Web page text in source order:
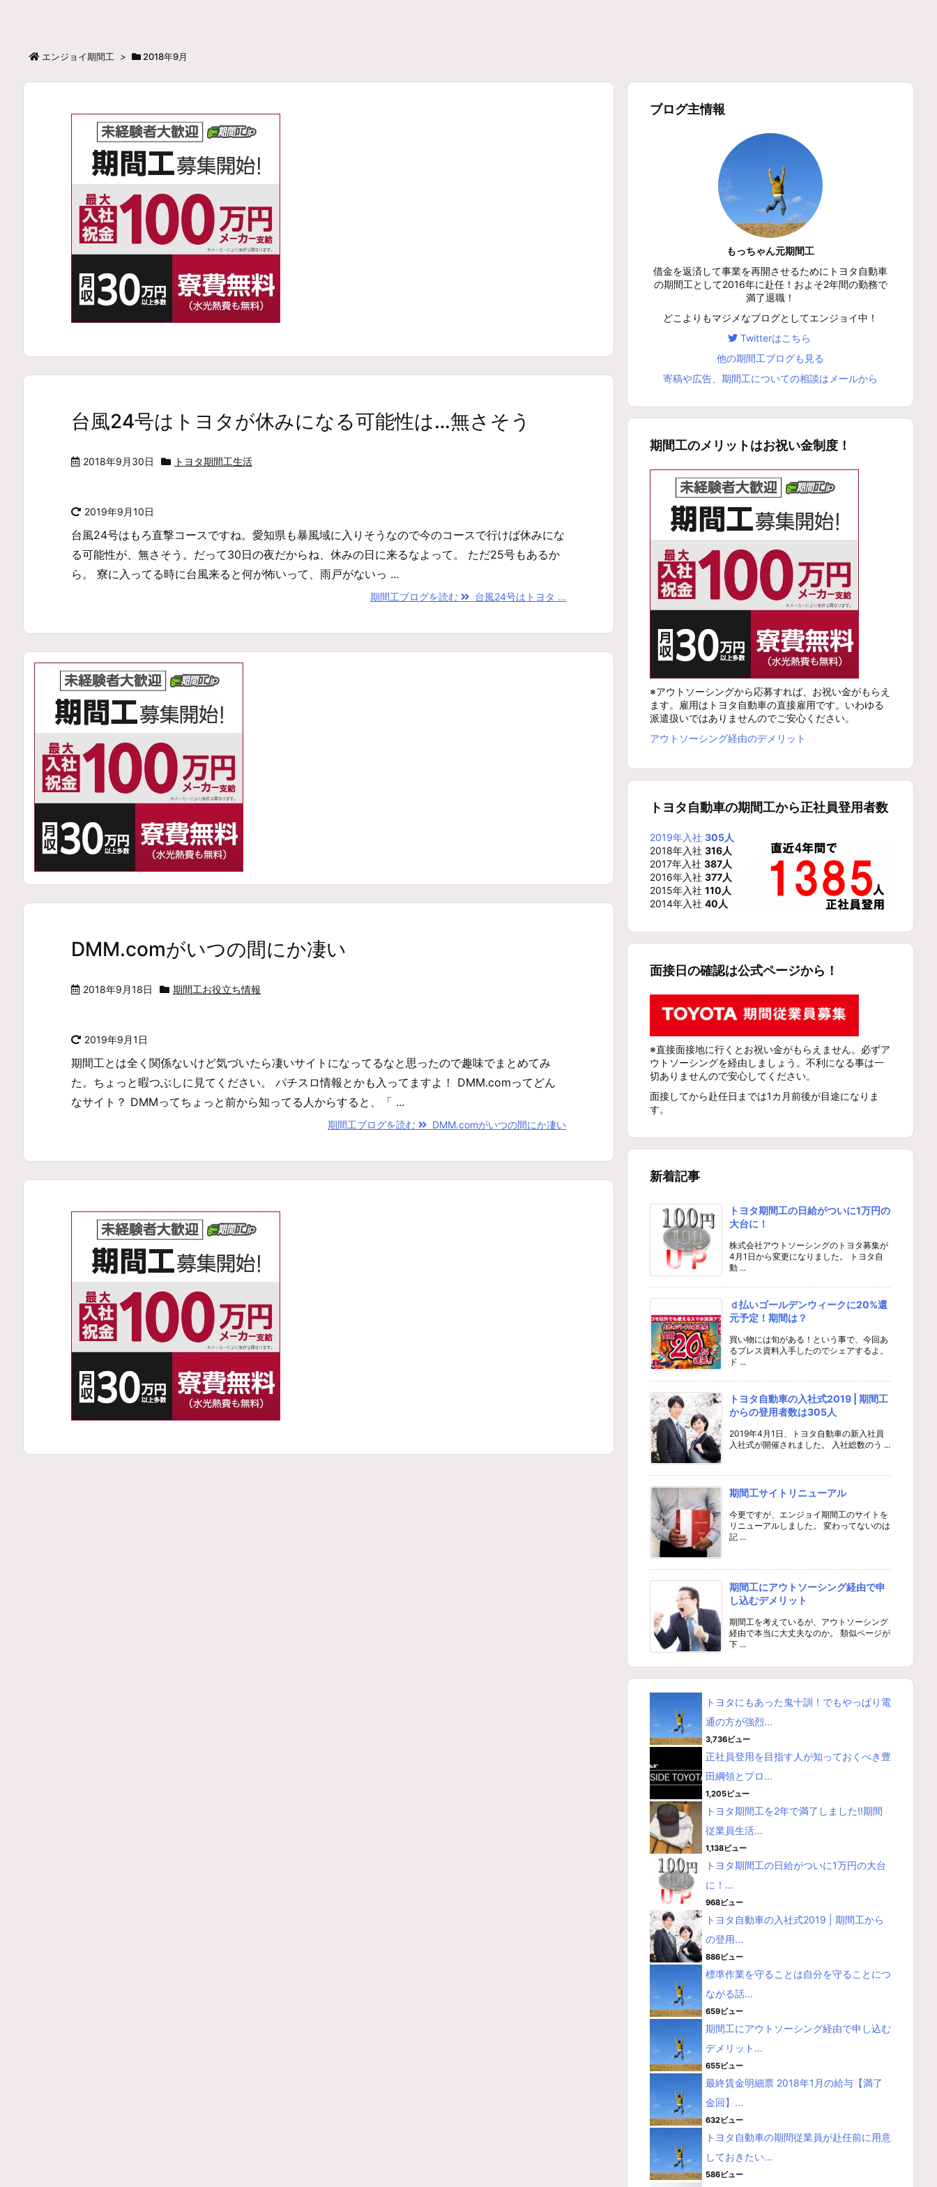
エンジョイ期間工 > 2018年9月
台風24号はトヨタが休みになる可能性は…無さそう
2018年9月30日 トヨタ期間工生活
2019年9月10日
台風24号はもろ直撃コースですね。愛知県も暴風域に入りそうなので今のコースで行けば休みにな
る可能性が、無さそう。だって30日の夜だからね、休みの日に来るなよって。 ただ25号もあるか
ら。 寮に入ってる時に台風来ると何が怖いって、雨戸がないっ ...
期間工ブログを読む 台風24号はトヨタ ...
DMM.comがいつの間にか凄い
2018年9月18日 期間工お役立ち情報
2019年9月1日
期間工とは全く関係ないけど気づいたら凄いサイトになってるなと思ったので趣味でまとめてみ
た。ちょっと暇つぶしに見てください。 パチスロ情報とかも入ってますよ！ DMM.comってどん
なサイト？ DMMってちょっと前から知ってる人からすると、「 ...
期間工ブログを読む DMM.comがいつの間にか凄い
ブログ主情報
もっちゃん元期間工
借金を返済して事業を再開させるためにトヨタ自動車
の期間工として2016年に赴任！およそ2年間の勤務で
満了退職！
どこよりもマジメなブログとしてエンジョイ中！
Twitterはこちら
他の期間工ブログも見る
寄稿や広告、期間工についての相談はメールから
期間工のメリットはお祝い金制度！
※アウトソーシングから応募すれば、お祝い金がもらえ
ます。雇用はトヨタ自動車の直接雇用です。いわゆる
派遣扱いではありませんのでご安心ください。
アウトソーシング経由のデメリット
トヨタ自動車の期間工から正社員登用者数
2019年入社 305人
2018年入社 316人
2017年入社 387人
2016年入社 377人
2015年入社 110人
2014年入社 40人
面接日の確認は公式ページから！
※直接面接地に行くとお祝い金がもらえません。必ずア
ウトソーシングを経由しましょう。不利になる事は一
切ありませんので安心してください。
面接してから赴任日までは1カ月前後が目途になりま
す。
新着記事
トヨタ期間工の日給がついに1万円の
大台に！
株式会社アウトソーシングのトヨタ募集が
4月1日から変更になりました。 トヨタ自
動 ...
ｄ払いゴールデンウィークに20%還
元予定！期間は？
買い物には旬がある！という事で、今回あ
るプレス資料入手したのでシェアするよ。
ド ...
トヨタ自動車の入社式2019 | 期間工
からの登用者数は305人
2019年4月1日、トヨタ自動車の新入社員
入社式が開催されました。 入社総数のう ...
期間工サイトリニューアル
今更ですが、エンジョイ期間工のサイトを
リニューアルしました。 変わってないのは
記 ...
期間工にアウトソーシング経由で申
し込むデメリット
期間工を考えているが、アウトソーシング
経由で本当に大丈夫なのか。 類似ページが
下 ...
トヨタにもあった鬼十訓！でもやっぱり電
通の方が強烈...
3,736ビュー
正社員登用を目指す人が知っておくべき豊
田綱領とプロ...
1,205ビュー
トヨタ期間工を2年で満了しました!!期間
従業員生活...
1,138ビュー
トヨタ期間工の日給がついに1万円の大台
に！...
968ビュー
トヨタ自動車の入社式2019 | 期間工から
の登用...
886ビュー
標準作業を守ることは自分を守ることにつ
ながる話...
659ビュー
期間工にアウトソーシング経由で申し込む
デメリット...
655ビュー
最終賃金明細票 2018年1月の給与【満了
金回】...
632ビュー
トヨタ自動車の期間従業員が赴任前に用意
しておきたい...
586ビュー